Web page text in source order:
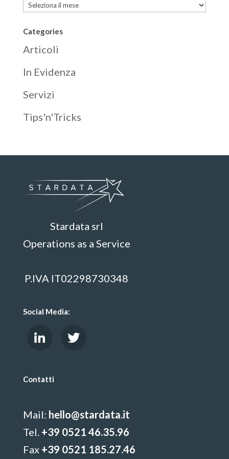
Archives
Categories
Articoli
In Evidenza
Servizi
Tips'n'Tricks
Stardata srl
Operations as a Service
P.IVA IT02298730348
Social Media:
Contatti
Mail: hello@stardata.it
Tel. +39 0521 46.35.96
Fax +39 0521 185.27.46